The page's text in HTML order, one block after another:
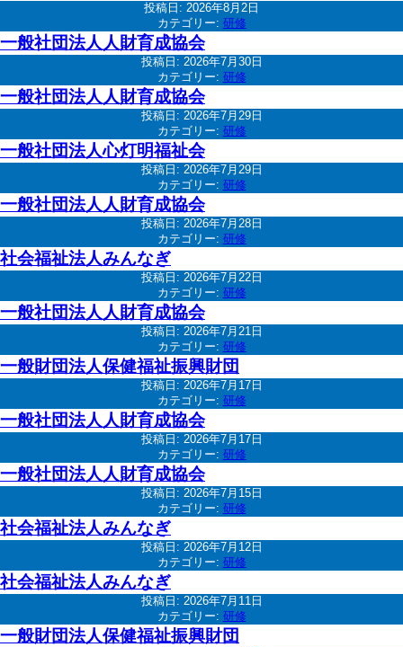
投稿日: 2026年8月2日
カテゴリー: 研修
一般社団法人人財育成協会
投稿日: 2026年7月30日
カテゴリー: 研修
一般社団法人人財育成協会
投稿日: 2026年7月29日
カテゴリー: 研修
一般社団法人心灯明福祉会
投稿日: 2026年7月29日
カテゴリー: 研修
一般社団法人人財育成協会
投稿日: 2026年7月28日
カテゴリー: 研修
社会福祉法人みんなぎ
投稿日: 2026年7月22日
カテゴリー: 研修
一般社団法人人財育成協会
投稿日: 2026年7月21日
カテゴリー: 研修
一般財団法人保健福祉振興財団
投稿日: 2026年7月17日
カテゴリー: 研修
一般社団法人人財育成協会
投稿日: 2026年7月17日
カテゴリー: 研修
一般社団法人人財育成協会
投稿日: 2026年7月15日
カテゴリー: 研修
社会福祉法人みんなぎ
投稿日: 2026年7月12日
カテゴリー: 研修
社会福祉法人みんなぎ
投稿日: 2026年7月11日
カテゴリー: 研修
一般財団法人保健福祉振興財団